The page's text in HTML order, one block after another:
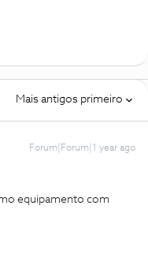
Mais antigos primeiro
Forum|Forum|1 year ago
equipamento com